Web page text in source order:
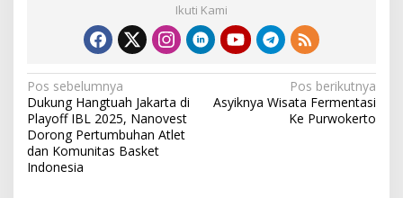
Ikuti Kami
N
a
v
i
Pos sebelumnya
Dukung Hangtuah Jakarta di
Playoff IBL 2025, Nanovest
Dorong Pertumbuhan Atlet
dan Komunitas Basket
Indonesia
Pos berikutnya
Asyiknya Wisata Fermentasi
Ke Purwokerto